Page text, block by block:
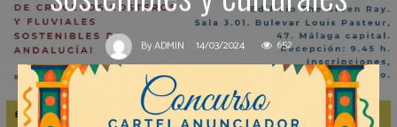
ByADMIN 14/03/2024 652